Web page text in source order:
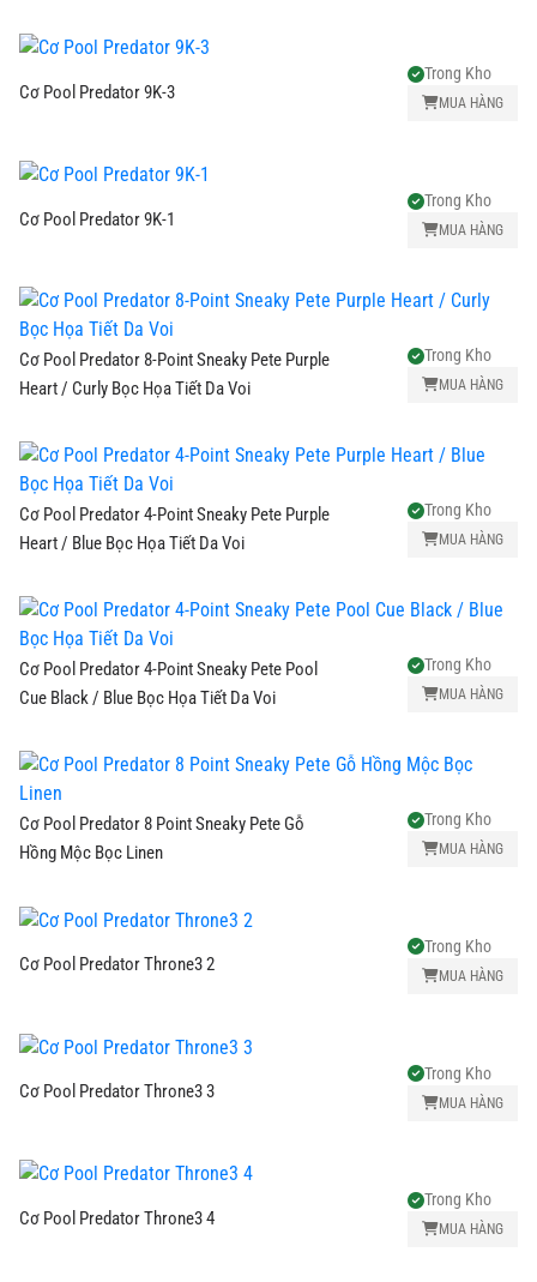
Cơ Pool Predator 9K-3
Trong Kho
MUA HÀNG
Cơ Pool Predator 9K-1
Trong Kho
MUA HÀNG
Cơ Pool Predator 8-Point Sneaky Pete Purple
Heart / Curly Bọc Họa Tiết Da Voi
Trong Kho
MUA HÀNG
Cơ Pool Predator 4-Point Sneaky Pete Purple
Heart / Blue Bọc Họa Tiết Da Voi
Trong Kho
MUA HÀNG
Cơ Pool Predator 4-Point Sneaky Pete Pool
Cue Black / Blue Bọc Họa Tiết Da Voi
Trong Kho
MUA HÀNG
Cơ Pool Predator 8 Point Sneaky Pete Gỗ
Hồng Mộc Bọc Linen
Trong Kho
MUA HÀNG
Cơ Pool Predator Throne3 2
Trong Kho
MUA HÀNG
Cơ Pool Predator Throne3 3
Trong Kho
MUA HÀNG
Cơ Pool Predator Throne3 4
Trong Kho
MUA HÀNG